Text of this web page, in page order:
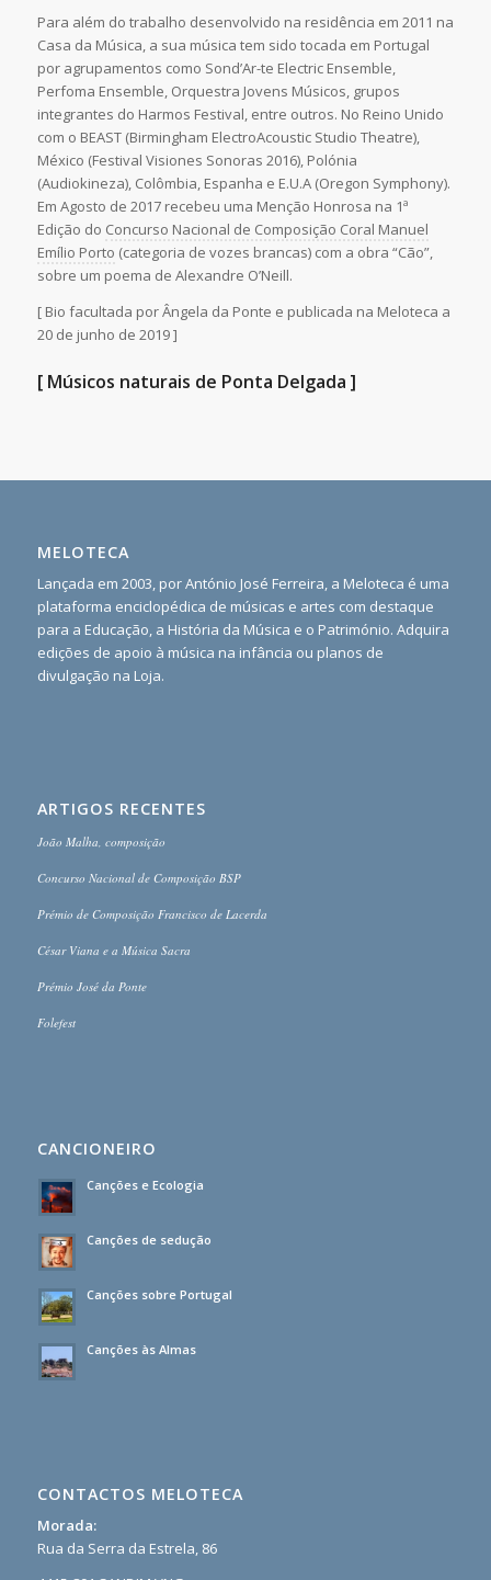
Para além do trabalho desenvolvido na residência em 2011 na
Casa da Música, a sua música tem sido tocada em Portugal
por agrupamentos como Sond’Ar-te Electric Ensemble,
Perfoma Ensemble, Orquestra Jovens Músicos, grupos
integrantes do Harmos Festival, entre outros. No Reino Unido
com o BEAST (Birmingham ElectroAcoustic Studio Theatre),
México (Festival Visiones Sonoras 2016), Polónia
(Audiokineza), Colômbia, Espanha e E.U.A (Oregon Symphony).
Em Agosto de 2017 recebeu uma Menção Honrosa na 1ª
Edição do Concurso Nacional de Composição Coral Manuel
Emílio Porto (categoria de vozes brancas) com a obra “Cão”,
sobre um poema de Alexandre O’Neill.
[ Bio facultada por Ângela da Ponte e publicada na Meloteca a
20 de junho de 2019 ]
[ Músicos naturais de Ponta Delgada ]
MELOTECA
Lançada em 2003, por António José Ferreira, a Meloteca é uma
plataforma enciclopédica de músicas e artes com destaque
para a Educação, a História da Música e o Património. Adquira
edições de apoio à música na infância ou planos de
divulgação na Loja.
ARTIGOS RECENTES
João Malha, composição
Concurso Nacional de Composição BSP
Prémio de Composição Francisco de Lacerda
César Viana e a Música Sacra
Prémio José da Ponte
Folefest
CANCIONEIRO
Canções e Ecologia
Canções de sedução
Canções sobre Portugal
Canções às Almas
CONTACTOS MELOTECA
Morada:
Rua da Serra da Estrela, 86